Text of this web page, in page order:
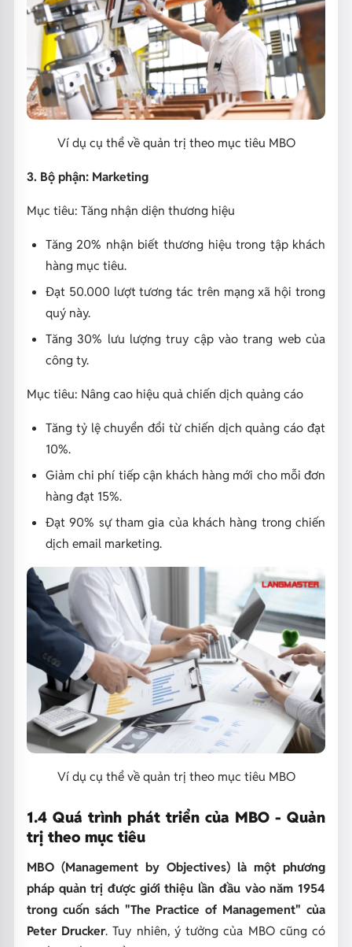
Ví dụ cụ thể về quản trị theo mục tiêu MBO
3. Bộ phận: Marketing
Mục tiêu: Tăng nhận diện thương hiệu
Tăng 20% nhận biết thương hiệu trong tập khách
hàng mục tiêu.
Đạt 50.000 lượt tương tác trên mạng xã hội trong
quý này.
Tăng 30% lưu lượng truy cập vào trang web của
công ty.
Mục tiêu: Nâng cao hiệu quả chiến dịch quảng cáo
Tăng tỷ lệ chuyển đổi từ chiến dịch quảng cáo đạt
10%.
Giảm chi phí tiếp cận khách hàng mới cho mỗi đơn
hàng đạt 15%.
Đạt 90% sự tham gia của khách hàng trong chiến
dịch email marketing.
Ví dụ cụ thể về quản trị theo mục tiêu MBO
1.4 Quá trình phát triển của MBO - Quản
trị theo mục tiêu
MBO (Management by Objectives) là một phương
pháp quản trị được giới thiệu lần đầu vào năm 1954
trong cuốn sách "The Practice of Management" của
Peter Drucker. Tuy nhiên, ý tưởng của MBO cũng có